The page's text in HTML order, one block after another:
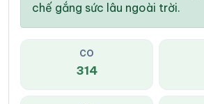
chế gắng sức lâu ngoài trời.
CO
314